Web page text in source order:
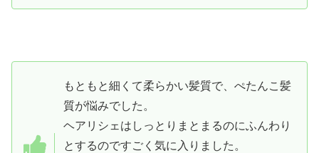
もともと細くて柔らかい髪質で、ぺたんこ髪
質が悩みでした。
ヘアリシェはしっとりまとまるのにふんわり
とするのですごく気に入りました。